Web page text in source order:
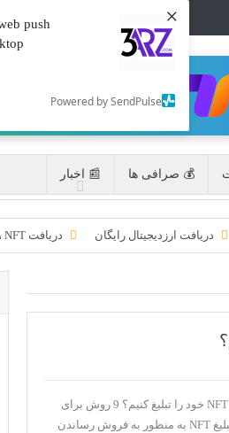
push
Powered by SendPulse
×
💰 صرافی ها 📰 اخبار
دریافت NFT هدیه بابت مشارکت در تحقیق دریافت ارزدیجیتال رایگان
تبلیغ NFT برای فروش بیشتر! چگونه NFT خود را تبلیغ کنیم؟ 9 روش برای
تبلیغ مجموعه‌های NFT و آثار هنری! تبلیغ NFT به منظور به فروش رساندن